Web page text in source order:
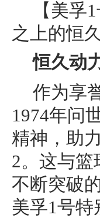
【美
之上的恒
恒久动
作为享
1974年问
精神，助
2。这与
不断突破
美孚1号特